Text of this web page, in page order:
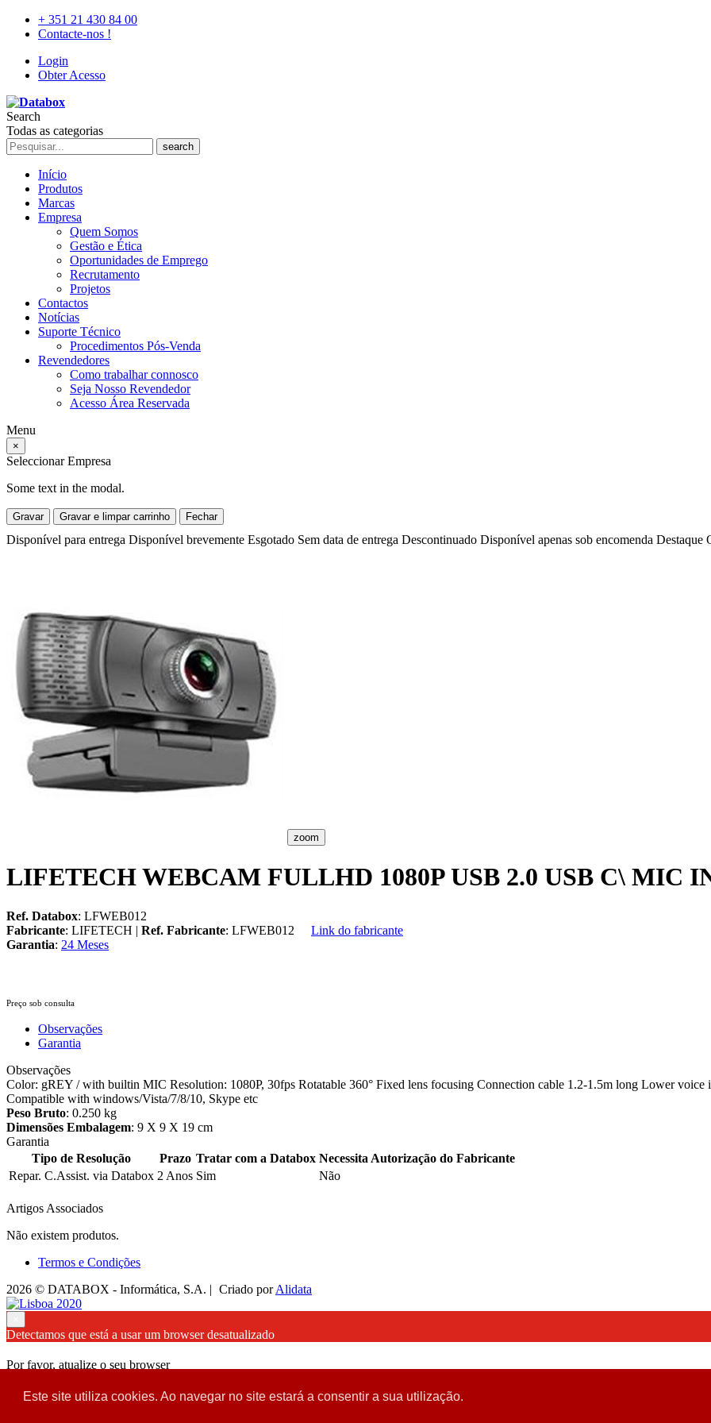
Este site utiliza cookies. Ao navegar no site estará a consentir a sua utilização.
+ 351 21 430 84 00
Contacte-nos !
Login
Obter Acesso
Search
Todas as categorias
search
Início
Produtos
Marcas
Empresa
Quem Somos
Gestão e Ética
Oportunidades de Emprego
Recrutamento
Projetos
Contactos
Notícias
Suporte Técnico
Procedimentos Pós-Venda
Revendedores
Como trabalhar connosco
Seja Nosso Revendedor
Acesso Área Reservada
Menu
×
Seleccionar Empresa
Some text in the modal.
Gravar Gravar e limpar carrinho Fechar
Disponível para entrega Disponível brevemente Esgotado Sem data de entrega Descontinuado Disponível apenas sob encomenda Destaque
zoom
LIFETECH WEBCAM FULLHD 1080P USB 2.0 USB C\ MIC
Ref. Databox: LFWEB012
Fabricante: LIFETECH | Ref. Fabricante: LFWEB012
Link do fabricante
Garantia: 24 Meses
Preço sob consulta
Observações
Garantia
Observações
Color: gREY / with builtin MIC Resolution: 1080P, 30fps Rotatable 360° Fixed lens focusing Connection cable 1.2-1.5m long Lower voice
Compatible with windows/Vista/7/8/10, Skype etc
Peso Bruto: 0.250 kg
Dimensões Embalagem: 9 X 9 X 19 cm
Garantia
Tipo de Resolução
Prazo Tratar com a Databox Necessita Autorização do Fabricante
Repar. C.Assist. via Databox 2 Anos Sim Não
Artigos Associados
Não existem produtos.
Termos e Condições
2026 © DATABOX - Informática, S.A. | Criado porAlidata
Detectamos que está a usar um browser desatualizado
Por favor, atualize o seu browser